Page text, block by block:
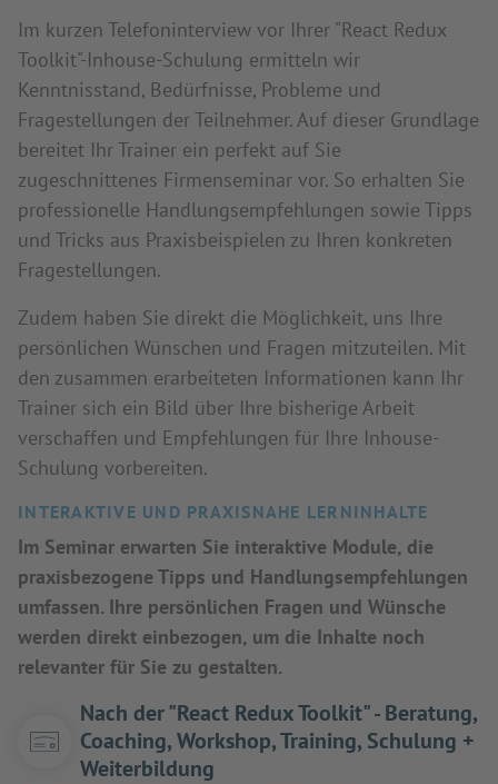
Im kurzen Telefoninterview vor Ihrer "React Redux
Toolkit"-Inhouse-Schulung ermitteln wir
Kenntnisstand, Bedürfnisse, Probleme und
Fragestellungen der Teilnehmer. Auf dieser Grundlage
bereitet Ihr Trainer ein perfekt auf Sie
zugeschnittenes Firmenseminar vor. So erhalten Sie
professionelle Handlungsempfehlungen sowie Tipps
und Tricks aus Praxisbeispielen zu Ihren konkreten
Fragestellungen.
Zudem haben Sie direkt die Möglichkeit, uns Ihre
persönlichen Wünschen und Fragen mitzuteilen. Mit
den zusammen erarbeiteten Informationen kann Ihr
Trainer sich ein Bild über Ihre bisherige Arbeit
verschaffen und Empfehlungen für Ihre Inhouse-
Schulung vorbereiten.
INTERAKTIVE UND PRAXISNAHE LERNINHALTE
Im Seminar erwarten Sie interaktive Module, die
praxisbezogene Tipps und Handlungsempfehlungen
umfassen. Ihre persönlichen Fragen und Wünsche
werden direkt einbezogen, um die Inhalte noch
relevanter für Sie zu gestalten.
Nach der "React Redux Toolkit" - Beratung,
Coaching, Workshop, Training, Schulung +
Weiterbildung